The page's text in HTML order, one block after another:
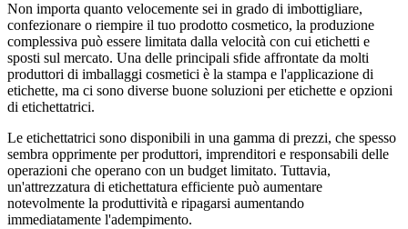
Non importa quanto velocemente sei in grado di imbottigliare,
confezionare o riempire il tuo prodotto cosmetico, la produzione
complessiva può essere limitata dalla velocità con cui etichetti e
sposti sul mercato. Una delle principali sfide affrontate da molti
produttori di imballaggi cosmetici è la stampa e l'applicazione di
etichette, ma ci sono diverse buone soluzioni per etichette e opzioni
di etichettatrici.
Le etichettatrici sono disponibili in una gamma di prezzi, che spesso
sembra opprimente per produttori, imprenditori e responsabili delle
operazioni che operano con un budget limitato. Tuttavia,
un'attrezzatura di etichettatura efficiente può aumentare
notevolmente la produttività e ripagarsi aumentando
immediatamente l'adempimento.